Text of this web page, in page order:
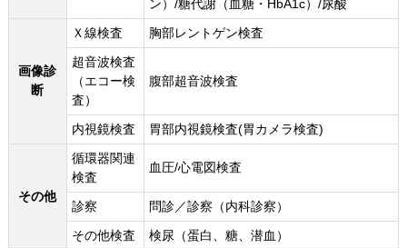
ン）/糖代謝（血糖・HbA1c）/尿酸
画像診
断
Ｘ線検査
胸部レントゲン検査
超音波検査
（エコー検
査）
腹部超音波検査
内視鏡検査 胃部内視鏡検査(胃カメラ検査)
その他
循環器関連
検査
血圧/心電図検査
診察
問診／診察（内科診察）
その他検査
検尿（蛋白、糖、潜血）